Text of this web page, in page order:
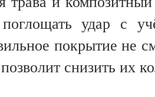
поглощать удар с
покрытие не
снизить их